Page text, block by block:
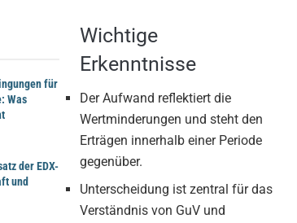
für
Was
der EDX-
und
Wichtige
Erkenntnisse
Der Aufwand reflektiert die
Wertminderungen und steht den
Erträgen innerhalb einer Periode
gegenüber.
Unterscheidung ist zentral für das
Verständnis von GuV und